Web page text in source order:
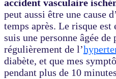
accident vasculaire
peut aussi être une cause
temps après. Le risque
suis une personne âgée
régulièrement de l’
diabète, et que mes
pendant plus de 10